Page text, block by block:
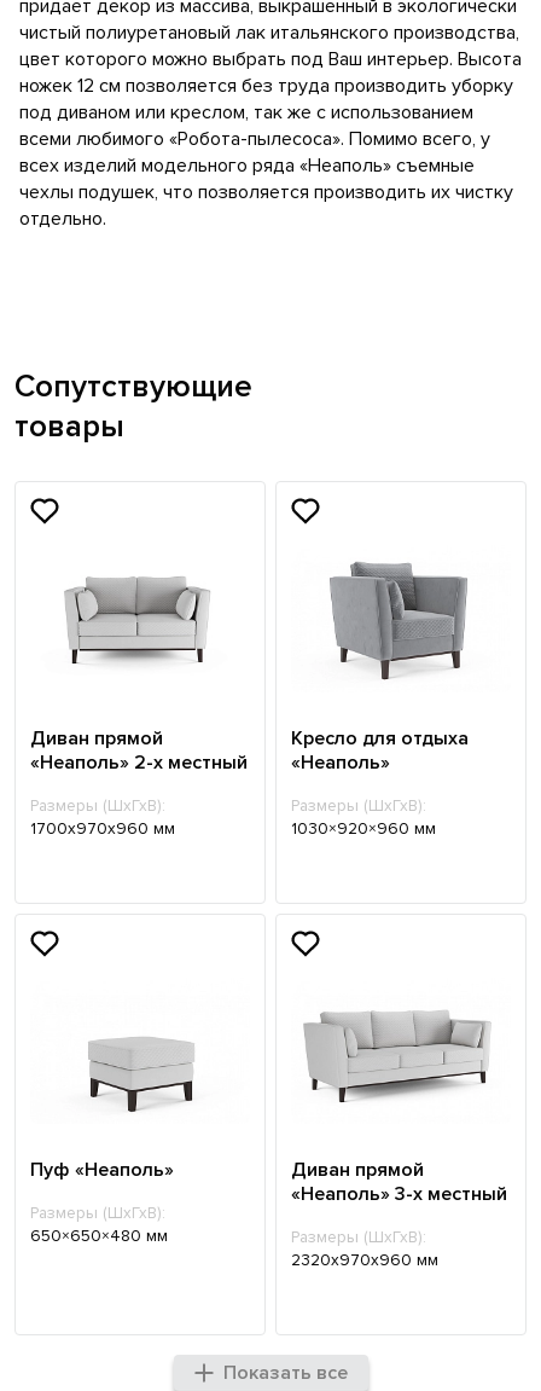
придает декор из массива, выкрашенный в экологически
чистый полиуретановый лак итальянского производства,
цвет которого можно выбрать под Ваш интерьер. Высота
ножек 12 см позволяется без труда производить уборку
под диваном или креслом, так же с использованием
всеми любимого «Робота-пылесоса». Помимо всего, у
всех изделий модельного ряда «Неаполь» съемные
чехлы подушек, что позволяется производить их чистку
отдельно.
Сопутствующие
товары
Диван прямой
«Неаполь» 2-х местный
Размеры (ШхГхВ):
1700х970х960 мм
Кресло для отдыха
«Неаполь»
Размеры (ШхГхВ):
1030×920×960 мм
Пуф «Неаполь»
Размеры (ШхГхВ):
650×650×480 мм
Диван прямой
«Неаполь» 3-х местный
Размеры (ШхГхВ):
2320х970х960 мм
Показать все